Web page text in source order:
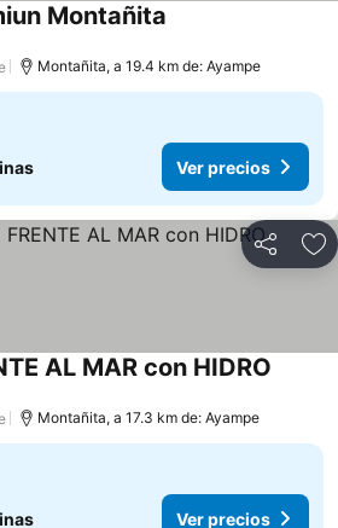
Montañita
Montañita, a 19.4 km de: Ayampe
Ver precios
Compartir
AL MAR con HIDRO
Montañita, a 17.3 km de: Ayampe
Ver precios